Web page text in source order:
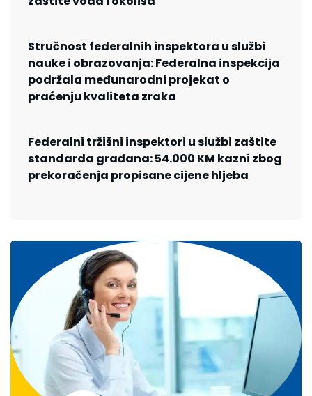
Stručnost federalnih inspektora u službi
nauke i obrazovanja: Federalna inspekcija
podržala međunarodni projekat o
praćenju kvaliteta zraka
Federalni tržišni inspektori u službi zaštite
standarda građana: 54.000 KM kazni zbog
prekoračenja propisane cijene hljeba